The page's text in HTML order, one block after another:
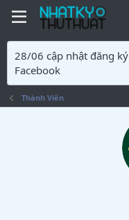
28/06 cập nhật đăng
Facebook
Thành Viên